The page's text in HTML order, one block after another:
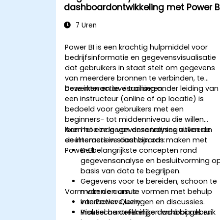
dashboardontwikkeling met Power
7 Uren
Power BI is een krachtig hulpmiddel voor
bedrijfsinformatie en gegevensvisualisatie
dat gebruikers in staat stelt om gegevens
van meerdere bronnen te verbinden, te
bewerken en te visualiseren.
Deze interactieve training onder leiding van
een instructeur (online of op locatie) is
bedoeld voor gebruikers met een
beginners- tot middenniveau die willen
leren hoe ze gegevensanalyses uitvoeren
en interactieve dashboards maken met
Power BI.
Aan het einde van deze training zullen de
deelnemers in staat zijn om:
De belangrijkste concepten rond
gegevensanalyse en besluitvorming
basis van data te begrijpen.
Gegevens voor te bereiden, schoon te
maken en om te vormen met behulp
van Power Query.
Visueel aantrekkelijke dashboards en
Vorm van de cursus
Interactieve lezingen en discussies.
Praktische oefeningen waarbij gebruik